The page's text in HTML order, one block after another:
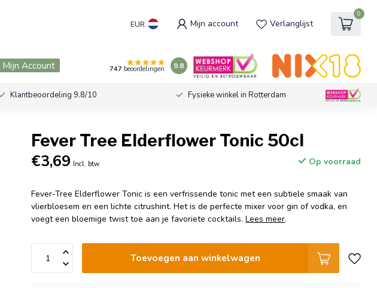
EUR Mijn account Verlanglijst
0
Mijn Account 747 beoordelingen 9.8
Klantbeoordeling 9.8/10 Fysieke winkel in Rotterdam
Fever Tree Elderflower Tonic 50cl
€3,69 Incl. btw Op voorraad
Fever-Tree Elderflower Tonic is een verfrissende tonic met een subtiele smaak van
vlierbloesem en een lichte citrushint. Het is de perfecte mixer voor gin of vodka, en
voegt een bloemige twist toe aan je favoriete cocktails.Lees meer.
Toevoegen aan winkelwagen